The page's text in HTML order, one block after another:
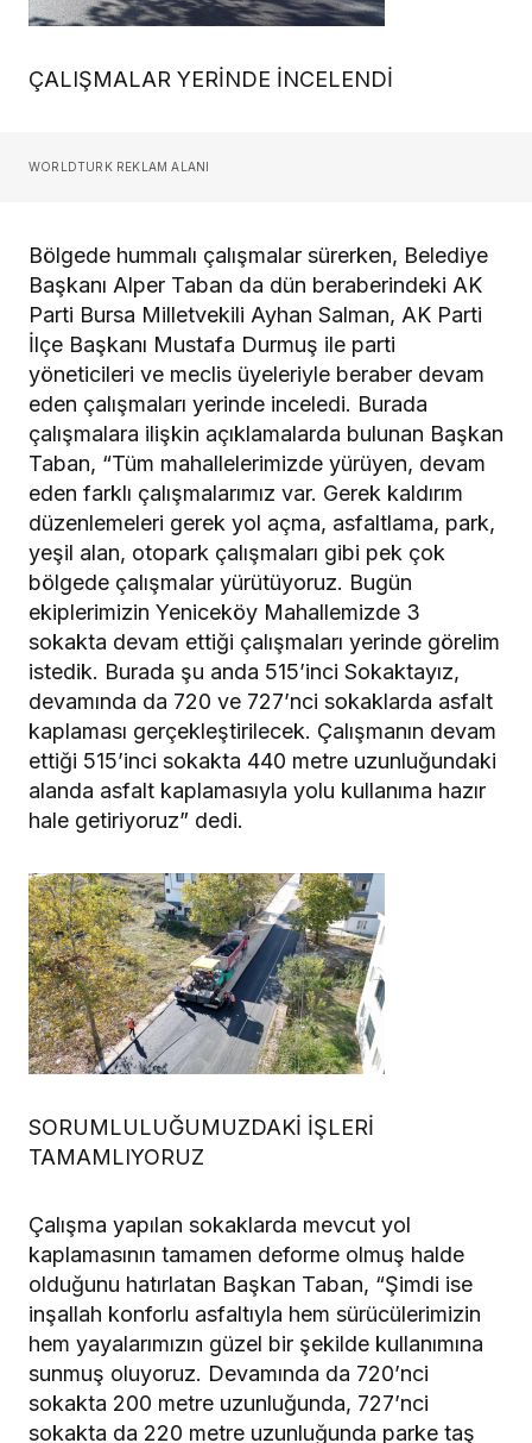
ÇALIŞMALAR YERİNDE İNCELENDİ
WORLDTURK REKLAM ALANI
Bölgede hummalı çalışmalar sürerken, Belediye
Başkanı Alper Taban da dün beraberindeki AK
Parti Bursa Milletvekili Ayhan Salman, AK Parti
İlçe Başkanı Mustafa Durmuş ile parti
yöneticileri ve meclis üyeleriyle beraber devam
eden çalışmaları yerinde inceledi. Burada
çalışmalara ilişkin açıklamalarda bulunan Başkan
Taban, “Tüm mahallelerimizde yürüyen, devam
eden farklı çalışmalarımız var. Gerek kaldırım
düzenlemeleri gerek yol açma, asfaltlama, park,
yeşil alan, otopark çalışmaları gibi pek çok
bölgede çalışmalar yürütüyoruz. Bugün
ekiplerimizin Yeniceköy Mahallemizde 3
sokakta devam ettiği çalışmaları yerinde görelim
istedik. Burada şu anda 515’inci Sokaktayız,
devamında da 720 ve 727’nci sokaklarda asfalt
kaplaması gerçekleştirilecek. Çalışmanın devam
ettiği 515’inci sokakta 440 metre uzunluğundaki
alanda asfalt kaplamasıyla yolu kullanıma hazır
hale getiriyoruz” dedi.
SORUMLULUĞUMUZDAKİ İŞLERİ
TAMAMLIYORUZ
Çalışma yapılan sokaklarda mevcut yol
kaplamasının tamamen deforme olmuş halde
olduğunu hatırlatan Başkan Taban, “Şimdi ise
inşallah konforlu asfaltıyla hem sürücülerimizin
hem yayalarımızın güzel bir şekilde kullanımına
sunmuş oluyoruz. Devamında da 720’nci
sokakta 200 metre uzunluğunda, 727’nci
sokakta da 220 metre uzunluğunda parke taş